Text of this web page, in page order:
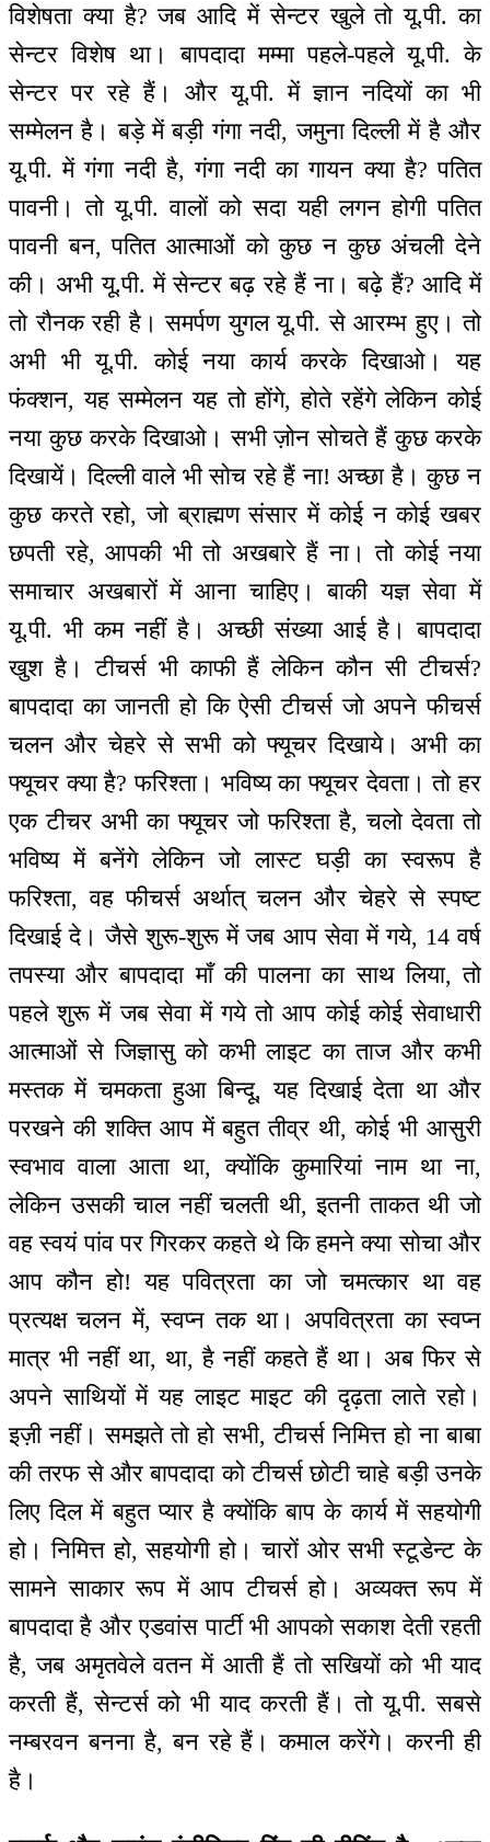
विशेषता क्या है? जब आदि में सेन्टर खुले तो यू.पी. का
सेन्टर विशेष था। बापदादा मम्मा पहले-पहले यू.पी. के
सेन्टर पर रहे हैं। और यू.पी. में ज्ञान नदियों का भी
सम्मेलन है। बड़े में बड़ी गंगा नदी, जमुना दिल्ली में है और
यू.पी. में गंगा नदी है, गंगा नदी का गायन क्या है? पतित
पावनी। तो यू.पी. वालों को सदा यही लगन होगी पतित
पावनी बन, पतित आत्माओं को कुछ न कुछ अंचली देने
की। अभी यू.पी. में सेन्टर बढ़ रहे हैं ना। बढ़े हैं? आदि में
तो रौनक रही है। समर्पण युगल यू.पी. से आरम्भ हुए। तो
अभी भी यू.पी. कोई नया कार्य करके दिखाओ। यह
फंक्शन, यह सम्मेलन यह तो होंगे, होते रहेंगे लेकिन कोई
नया कुछ करके दिखाओ। सभी ज़ोन सोचते हैं कुछ करके
दिखायें। दिल्ली वाले भी सोच रहे हैं ना! अच्छा है। कुछ न
कुछ करते रहो, जो ब्राह्मण संसार में कोई न कोई खबर
छपती रहे, आपकी भी तो अखबारे हैं ना। तो कोई नया
समाचार अखबारों में आना चाहिए। बाकी यज्ञ सेवा में
यू.पी. भी कम नहीं है। अच्छी संख्या आई है। बापदादा
खुश है। टीचर्स भी काफी हैं लेकिन कौन सी टीचर्स?
बापदादा का जानती हो कि ऐसी टीचर्स जो अपने फीचर्स
चलन और चेहरे से सभी को फ्यूचर दिखाये। अभी का
फ्यूचर क्या है? फरिश्ता। भविष्य का फ्यूचर देवता। तो हर
एक टीचर अभी का फ्यूचर जो फरिश्ता है, चलो देवता तो
भविष्य में बनेंगे लेकिन जो लास्ट घड़ी का स्वरूप है
फरिश्ता, वह फीचर्स अर्थात् चलन और चेहरे से स्पष्ट
दिखाई दे। जैसे शुरू-शुरू में जब आप सेवा में गये, 14 वर्ष
तपस्या और बापदादा माँ की पालना का साथ लिया, तो
पहले शुरू में जब सेवा में गये तो आप कोई कोई सेवाधारी
आत्माओं से जिज्ञासु को कभी लाइट का ताज और कभी
मस्तक में चमकता हुआ बिन्दू, यह दिखाई देता था और
परखने की शक्ति आप में बहुत तीव्र थी, कोई भी आसुरी
स्वभाव वाला आता था, क्योंकि कुमारियां नाम था ना,
लेकिन उसकी चाल नहीं चलती थी, इतनी ताकत थी जो
वह स्वयं पांव पर गिरकर कहते थे कि हमने क्या सोचा और
आप कौन हो! यह पवित्रता का जो चमत्कार था वह
प्रत्यक्ष चलन में, स्वप्न तक था। अपवित्रता का स्वप्न
मात्र भी नहीं था, था, है नहीं कहते हैं था। अब फिर से
अपने साथियों में यह लाइट माइट की दृढ़ता लाते रहो।
इज़ी नहीं। समझते तो हो सभी, टीचर्स निमित्त हो ना बाबा
की तरफ से और बापदादा को टीचर्स छोटी चाहे बड़ी उनके
लिए दिल में बहुत प्यार है क्योंकि बाप के कार्य में सहयोगी
हो। निमित्त हो, सहयोगी हो। चारों ओर सभी स्टूडेन्ट के
सामने साकार रूप में आप टीचर्स हो। अव्यक्त रूप में
बापदादा है और एडवांस पार्टी भी आपको सकाश देती रहती
है, जब अमृतवेले वतन में आती हैं तो सखियों को भी याद
करती हैं, सेन्टर्स को भी याद करती हैं। तो यू.पी. सबसे
नम्बरवन बनना है, बन रहे हैं। कमाल करेंगे। करनी ही
है।